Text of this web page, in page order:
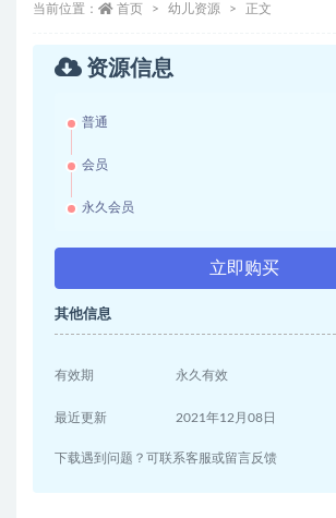
当前位置： 首页 幼儿资源 正文
资源信息
普通
会员
永久会员
立即购买
其他信息
有效期 永久有效
最近更新 2021年12月08日
下载遇到问题？可联系客服或留言反馈